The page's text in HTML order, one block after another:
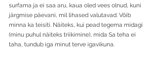
surfama ja ei saa aru, kaua oled vees olnud, kuni
järgmise päevani, mil lihased valutavad. Võib
minna ka teisiti. Näiteks, kui pead tegema midagi
(minu puhul näiteks triikimine), mida Sa teha ei
taha, tundub iga minut terve igavikuna.